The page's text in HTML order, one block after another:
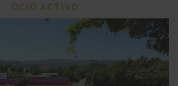
OCIO ACTIVO